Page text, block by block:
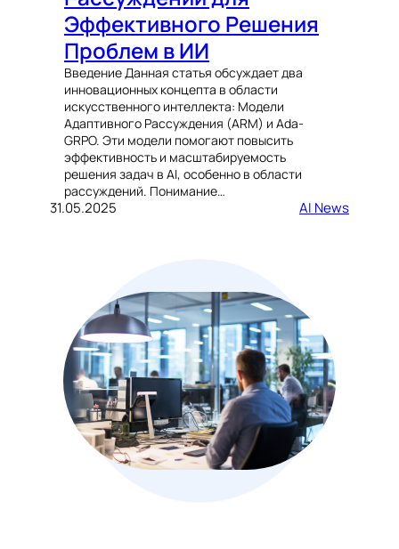
Эффективного Решения
Проблем в ИИ
Введение Данная статья обсуждает два
инновационных концепта в области
искусственного интеллекта: Модели
Адаптивного Рассуждения (ARM) и Ada-
GRPO. Эти модели помогают повысить
эффективность и масштабируемость
решения задач в AI, особенно в области
рассуждений. Понимание…
31.05.2025 AI News